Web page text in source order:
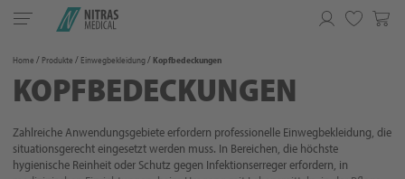
Toggle
Home Produkte Einwegbekleidung Kopfbedeckungen
KOPFBEDECKUNGEN
Zahlreiche Anwendungsgebiete erfordern professionelle Einwegbekleidung, die
situationsgerecht eingesetzt werden muss. In Bereichen, die höchste
hygienische Reinheit oder Schutz gegen Infektionserreger erfordern, in